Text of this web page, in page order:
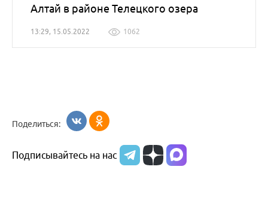
Алтай в районе Телецкого озера
13:29, 15.05.2022 1062
Поделиться:
Подписывайтесь на нас